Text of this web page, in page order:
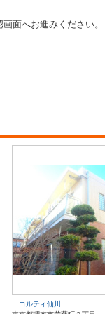
面へお進みください。
コルティ仙川